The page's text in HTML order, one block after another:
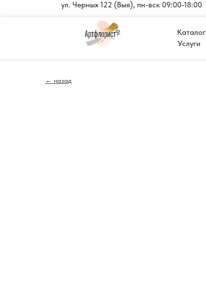
Каталог
Услуги
ул. Черных 122 (Выя), пн-вск 09:00-18:00
← назад